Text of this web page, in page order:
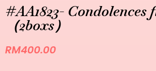
#AA1823- Condolences
（2boxs）
RM400.00